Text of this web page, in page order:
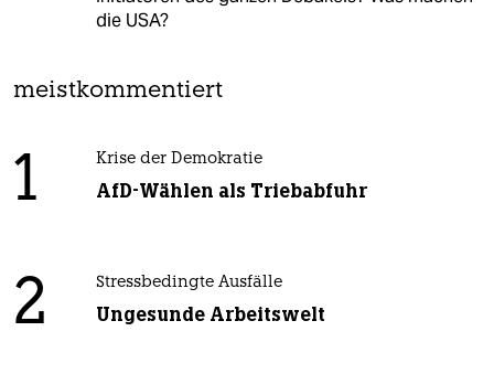
die USA?
meistkommentiert
1 Krise der Demokratie
AfD-Wählen als Triebabfuhr
2 Stressbedingte Ausfälle
Ungesunde Arbeitswelt